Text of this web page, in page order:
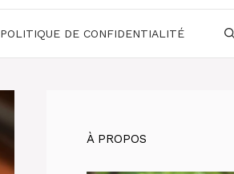
POLITIQUE DE CONFIDENTIALITÉ
À PROPOS